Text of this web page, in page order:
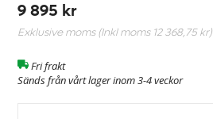
9 895 kr
Exklusive moms (Inkl moms 12 368,75 kr)
Fri frakt
Sänds från vårt lager inom 3-4 veckor